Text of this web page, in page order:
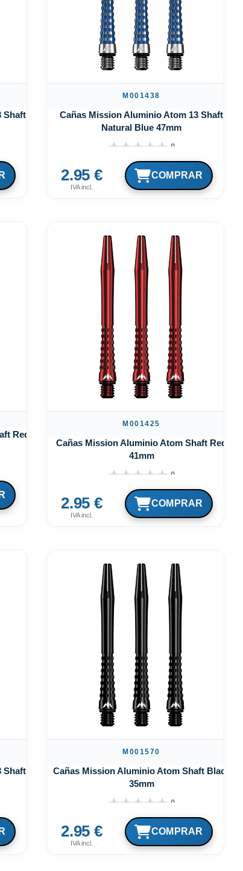
Shaft
M001438
Cañas Mission Aluminio Atom 13 Shaft
Natural Blue 47mm
0
2.95 €
IVA incl.
Red
M001425
Cañas Mission Aluminio Atom Shaft Red
41mm
0
2.95 €
IVA incl.
Shaft
M001570
Cañas Mission Aluminio Atom Shaft Black
35mm
0
2.95 €
IVA incl.